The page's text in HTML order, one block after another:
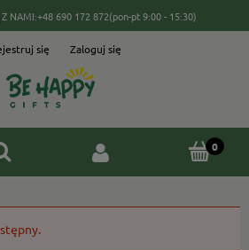
NAMI:+48 690 172 872(pon-pt 9:00 - 15:30)
się Zaloguj się